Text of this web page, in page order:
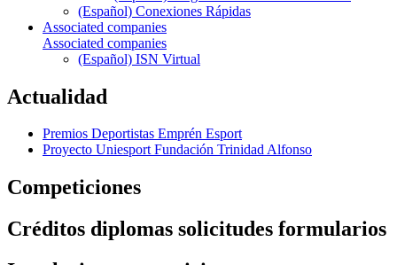
(Español) Conexiones Rápidas
Associated companies
Associated companies
(Español) ISN Virtual
Actualidad
Premios Deportistas Emprén Esport
Proyecto Uniesport Fundación Trinidad Alfonso
Competiciones
Créditos diplomas solicitudes formularios